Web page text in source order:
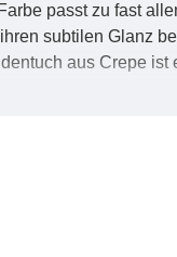
passt zu fast
subtilen Glanz
aus Crepe
gesehen werden.